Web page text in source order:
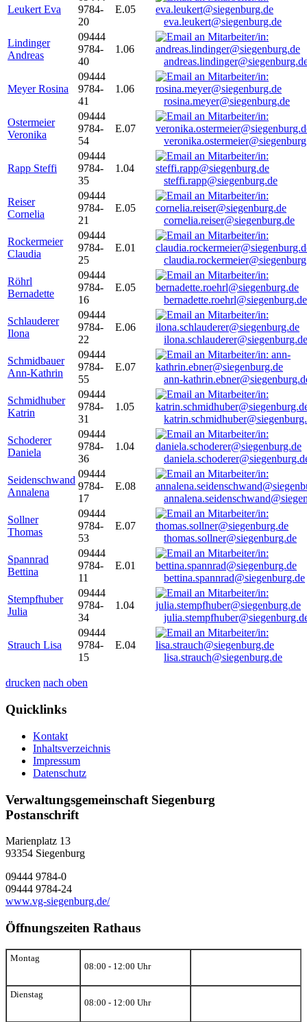
Leukert Eva
9784-
20
E.05
eva.leukert@siegenburg.de
Lindinger
Andreas
09444
9784-
40
1.06
Meyer Rosina
09444
9784-
41
1.06
rosina.meyer@siegenburg.de
Ostermeier
Veronika
09444
9784-
54
E.07
Rapp Steffi
09444
9784-
35
1.04
steffi.rapp@siegenburg.de
Reiser
Cornelia
09444
9784-
21
E.05
cornelia.reiser@siegenburg.de
Rockermeier
Claudia
09444
9784-
25
E.01
Röhrl
Bernadette
09444
9784-
16
E.05
bernadette.roehrl@siegenburg.de
Schlauderer
Ilona
09444
9784-
22
E.06
ilona.schlauderer@siegenburg.de
Schmidbauer
Ann-Kathrin
09444
9784-
55
E.07
ann-
Schmidhuber
Katrin
09444
9784-
31
1.05
Schoderer
Daniela
09444
9784-
36
1.04
Seidenschwand
Annalena
09444
9784-
17
E.08
Sollner
Thomas
09444
9784-
53
E.07
thomas.sollner@siegenburg.de
Spannrad
Bettina
09444
9784-
11
E.01
bettina.spannrad@siegenburg.de
Stempfhuber
Julia
09444
9784-
34
1.04
Strauch Lisa
09444
9784-
15
E.04
lisa.strauch@siegenburg.de
drucken nach oben
Quicklinks
Kontakt
Inhaltsverzeichnis
Impressum
Datenschutz
Verwaltungsgemeinschaft Siegenburg
Postanschrift
Marienplatz 13
93354 Siegenburg
09444 9784-0
09444 9784-24
www.vg-siegenburg.de/
Öffnungszeiten Rathaus
Montag
08:00 - 12:00 Uhr
Dienstag
08:00 - 12:00 Uhr